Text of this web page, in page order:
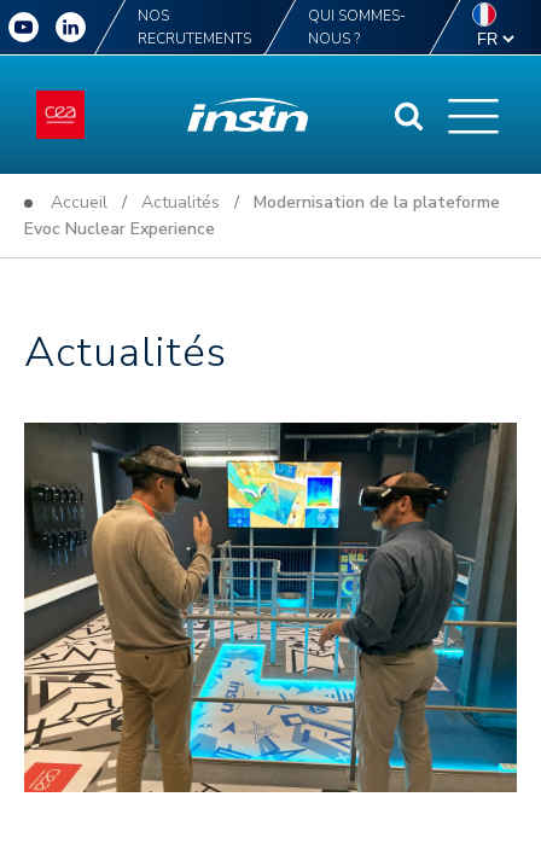
NOS
RECRUTEMENTS
QUI SOMMES-
NOUS ?
Accueil / Actualités / Modernisation de la plateforme
Evoc Nuclear Experience
Actualités